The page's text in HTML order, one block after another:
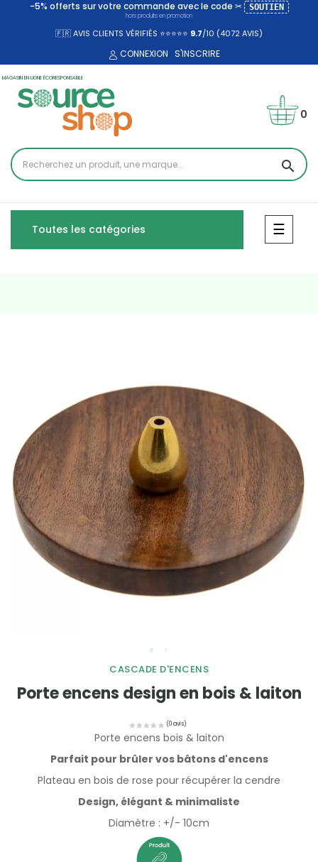
-5% offerts sur votre commande avec le code ✂ SOUTIEN
hors produits en promotion
🇫🇷 AVIS CLIENTS VÉRIFIÉS ⭐⭐⭐⭐⭐ 9.7/10 (4072AVIS)
CONNEXION S'INSCRIRE
MAGASIN EN LIGNE ÉCORESPONSABLE
search
0
Toutes les catégories ☰
CASCADE D'ENCENS
Porte encens design en bois & laiton
Porte encens bois & laiton
Parfait pour brûler vos bâtons d'encens
Plateau en bois de rose pour récupérer la cendre
Design, élégant & minimaliste
Diamètre : +/- 10cm